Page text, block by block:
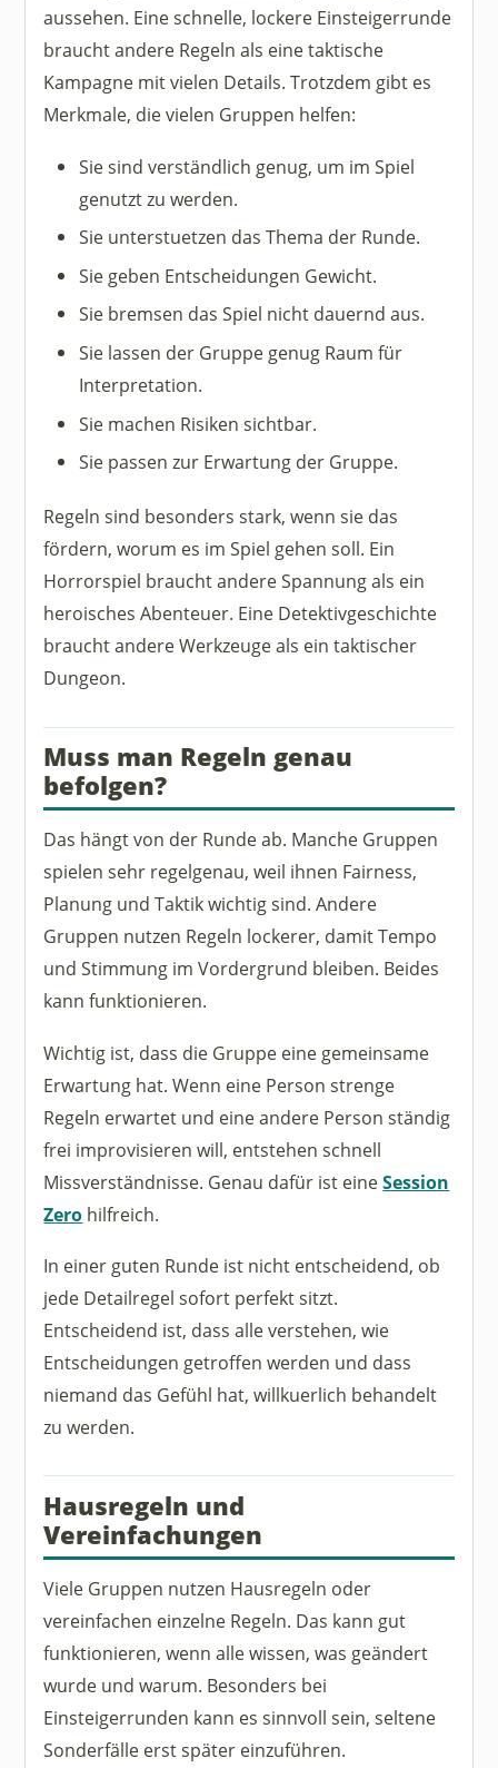
aussehen. Eine schnelle, lockere Einsteigerrunde
braucht andere Regeln als eine taktische
Kampagne mit vielen Details. Trotzdem gibt es
Merkmale, die vielen Gruppen helfen:
Sie sind verständlich genug, um im Spiel
genutzt zu werden.
Sie unterstuetzen das Thema der Runde.
Sie geben Entscheidungen Gewicht.
Sie bremsen das Spiel nicht dauernd aus.
Sie lassen der Gruppe genug Raum für
Interpretation.
Sie machen Risiken sichtbar.
Sie passen zur Erwartung der Gruppe.
Regeln sind besonders stark, wenn sie das
fördern, worum es im Spiel gehen soll. Ein
Horrorspiel braucht andere Spannung als ein
heroisches Abenteuer. Eine Detektivgeschichte
braucht andere Werkzeuge als ein taktischer
Dungeon.
Muss man Regeln genau
befolgen?
Das hängt von der Runde ab. Manche Gruppen
spielen sehr regelgenau, weil ihnen Fairness,
Planung und Taktik wichtig sind. Andere
Gruppen nutzen Regeln lockerer, damit Tempo
und Stimmung im Vordergrund bleiben. Beides
kann funktionieren.
Wichtig ist, dass die Gruppe eine gemeinsame
Erwartung hat. Wenn eine Person strenge
Regeln erwartet und eine andere Person ständig
frei improvisieren will, entstehen schnell
Missverständnisse. Genau dafür ist eineSession
Zero hilfreich.
In einer guten Runde ist nicht entscheidend, ob
jede Detailregel sofort perfekt sitzt.
Entscheidend ist, dass alle verstehen, wie
Entscheidungen getroffen werden und dass
niemand das Gefühl hat, willkuerlich behandelt
zu werden.
Hausregeln und
Vereinfachungen
Viele Gruppen nutzen Hausregeln oder
vereinfachen einzelne Regeln. Das kann gut
funktionieren, wenn alle wissen, was geändert
wurde und warum. Besonders bei
Einsteigerrunden kann es sinnvoll sein, seltene
Sonderfälle erst später einzuführen.